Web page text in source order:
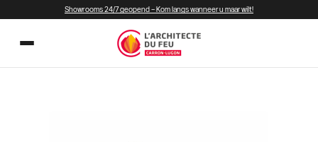
Showrooms 24/7 geopend – Kom langs wanneer u maar wilt!